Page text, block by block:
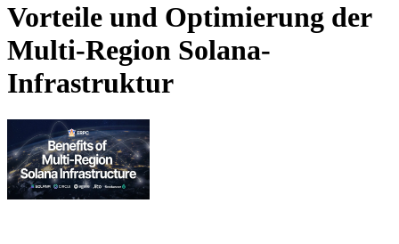
Vorteile und Optimierung der
Multi-Region Solana-
Infrastruktur